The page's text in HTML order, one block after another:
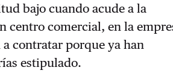
bajo cuando acude a la
centro comercial, en la
contratar porque ya han
estipulado.